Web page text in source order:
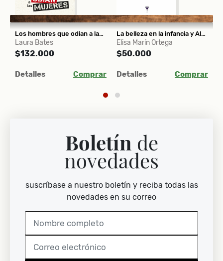
Los hombres que odian a las mujeres
Laura Bates
$132.000
Detalles Comprar
La belleza en la infancia y Alumbramiento
Elisa Marín Ortega
$50.000
Detalles Comprar
Boletín de
novedades
suscríbase a nuestro boletín y reciba todas las
novedades en su correo